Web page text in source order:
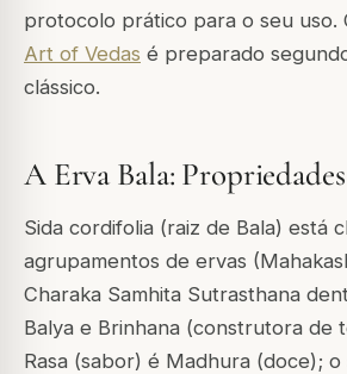
protocolo prático para o seu uso.
Art of Vedas é preparado
clássico.
A Erva Bala:
Sida cordifolia (raiz de Bala) está
agrupamentos de ervas
Charaka Samhita Sutrasthana
Balya e Brinhana (construtora de
Rasa (sabor) é Madhura (doce); o